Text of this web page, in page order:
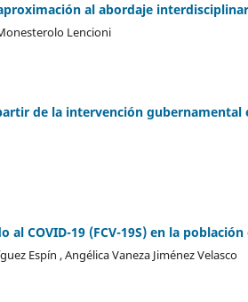
al abordaje
Lencioni
de la intervención
al COVID-19 (FCV-19S) en la
Espín , Angélica Vaneza Jiménez Velasco